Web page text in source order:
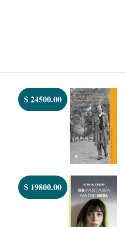
$24500.00
$ 19800.00